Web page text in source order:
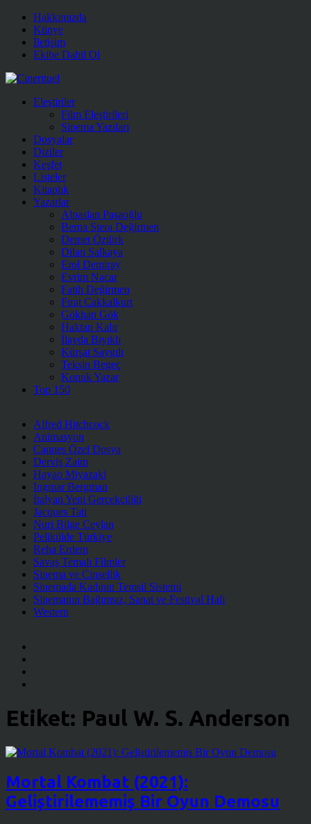
Hakkımızda
Künye
İletişim
Ekibe Dahil Ol
Eleştiriler
Film Eleştirileri
Sinema Yazıları
Dosyalar
Diziler
Keşfet
Listeler
Kitaplık
Yazarlar
Alpaslan Paşaoğlu
Berna Stera Değirmen
Demet Öztürk
Dilan Salkaya
Erol Demiray
Evrim Nacar
Fatih Değirmen
Fırat Çakkalkurt
Gökhan Gök
Haktan Kalır
İlayda Bıyıklı
Kürşat Saygılı
Teksin Begeç
Konuk Yazar
Top 150
Alfred Hitchcock
Animasyon
Cannes Özel Dosya
Derviş Zaim
Hayao Miyazaki
Ingmar Bergman
İtalyan Yeni Gerçekçiliği
Jacques Tati
Nuri Bilge Ceylan
Pelikülde Türkiye
Reha Erdem
Savaş Temalı Filmler
Sinema ve Cinsellik
Sinemada Kadının Temsil Sistemi
Sinemanın Bağımsız, Sanat ve Festival Hali
Western
Etiket: Paul W. S. Anderson
Mortal Kombat (2021):
Geliştirilememiş Bir Oyun Demosu